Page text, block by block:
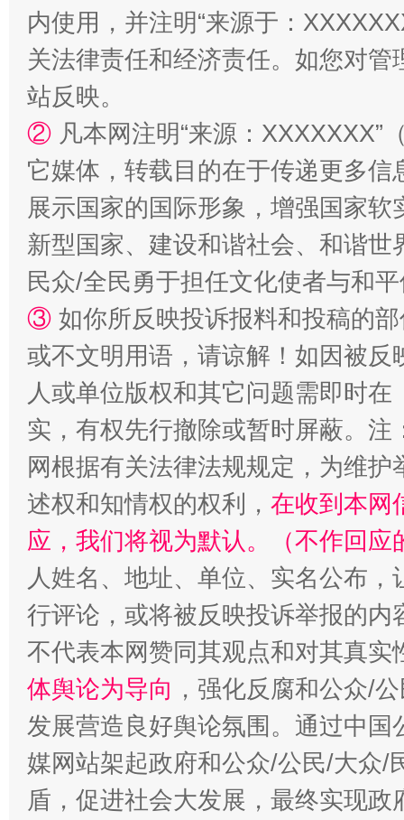
“蜀中异人”王建安的艺术幻境
内使用，并注明“来源于：
关法律责任和经济责任。如您对
站反映。
② 凡本网注明“来源：
它媒体，转载目的在于传递更多
展示国家的国际形象，增强国家
新型国家、建设和谐社会、和谐
民众/全民勇于担任文化使者与和
③ 如你所反映投诉报料和投稿的
或不文明用语，请谅解！如因被
人或单位版权和其它问题需即时在
实，有权先行撤除或暂时屏蔽。
网根据有关法律法规规定，为维
述权和知情权的权利， 在收到本网
应，我们将视为默认。（不作回应
人姓名、地址、单位、实名公布
行评论，或将被反映投诉举报的
不代表本网赞同其观点和对其真实
体舆论为导向 ，强化反腐和公众/
发展营造良好舆论氛围。通过中
媒网站架起政府和公众/公民/大众/
盾，促进社会大发展，最终实现